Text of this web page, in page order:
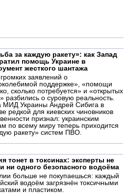
за каждую ракету»: как Запад
помощь Украине в
жесткого шантажа
заявлений о
поддержке», «помощи
сколько потребуется» и «открытых
разбились о суровую реальность.
МИД Украины Андрей Сибига в
редкой для киевских чиновников
признал: украинским
по всему миру теперь приходится
ракету» систем ПВО.
тонет в токсинах: эксперты не
ни одного безопасного водоёма
больше не покупаешься: каждый
водоём загрязнён токсичными
и пластиком.